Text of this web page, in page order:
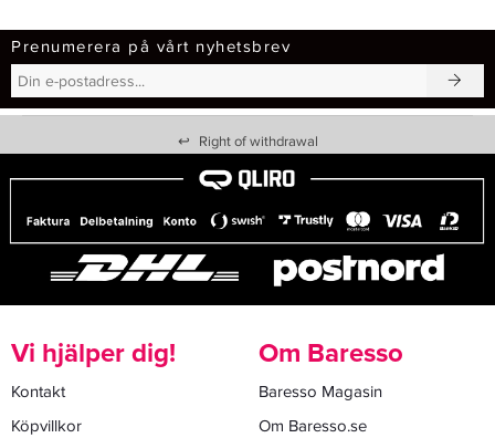
Prenumerera på vårt nyhetsbrev
↩ Right of withdrawal
Vi hjälper dig!
Kontakt
Köpvillkor
Om Baresso
Baresso Magasin
Om Baresso.se